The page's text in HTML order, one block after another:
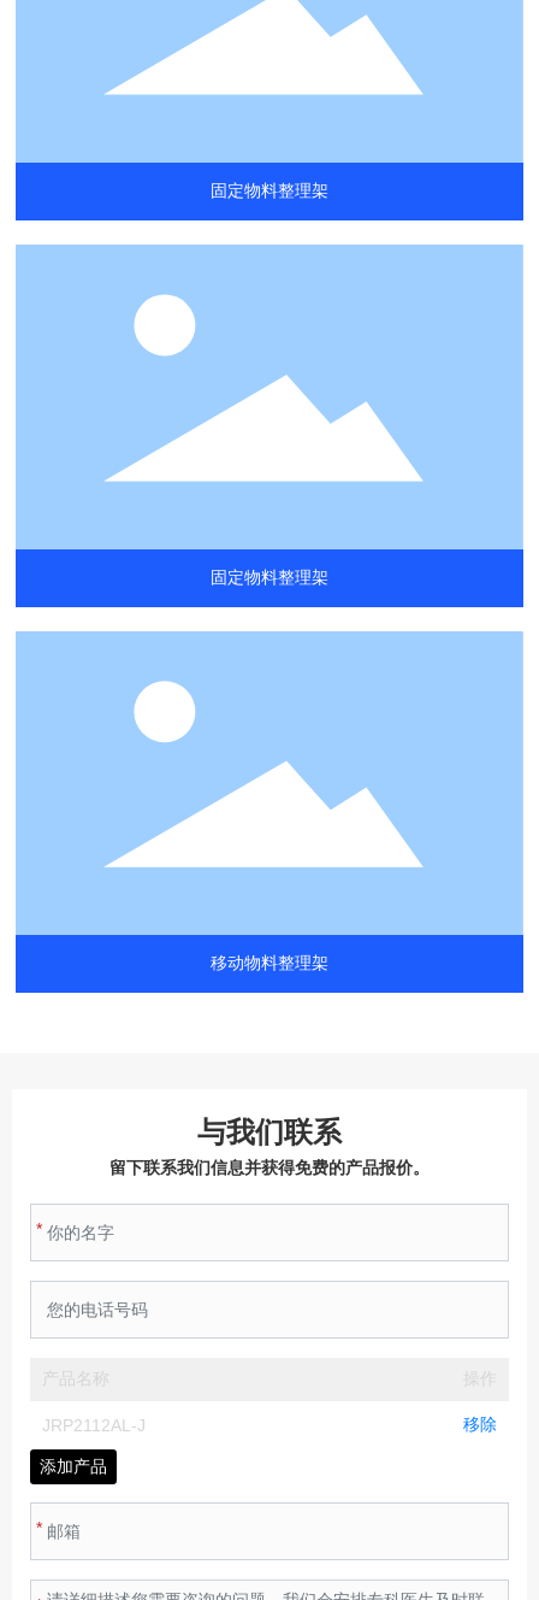
固定物料整理架
固定物料整理架
移动物料整理架
与我们联系
留下联系我们信息并获得免费的产品报价。
*
产品名称 操作
JRP2112AL-J 移除
添加产品
*